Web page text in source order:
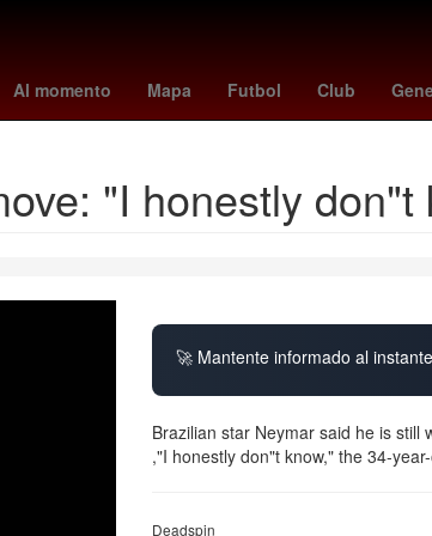
Al momento Mapa Futbol Club
chucky lozano caracol en vivo biometría new
"I honestly don"t
🚀 Mantente informado al
Brazilian star Neymar said he is still
,"I honestly don"t know," the 34-
Deadspin